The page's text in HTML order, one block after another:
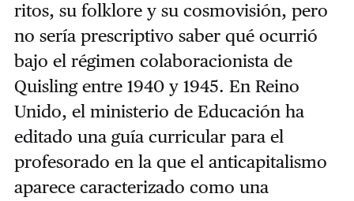
ritos, su folklore y su cosmovisión, pero
no sería prescriptivo saber qué ocurrió
bajo el régimen colaboracionista de
Quisling entre 1940 y 1945. En Reino
Unido, el ministerio de Educación ha
editado una guía curricular para el
profesorado en la que el anticapitalismo
aparece caracterizado como una